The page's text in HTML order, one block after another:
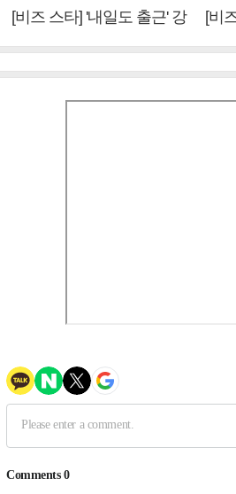
[비즈 스타] '내일도 출근' 강
[비